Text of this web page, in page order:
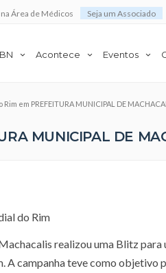
Área de Médicos Seja um Associado
Acontece Eventos
em PREFEITURA MUNICIPAL DE
MUNICIPAL DE
do Rim
realizou uma Blitz
A campanha teve como